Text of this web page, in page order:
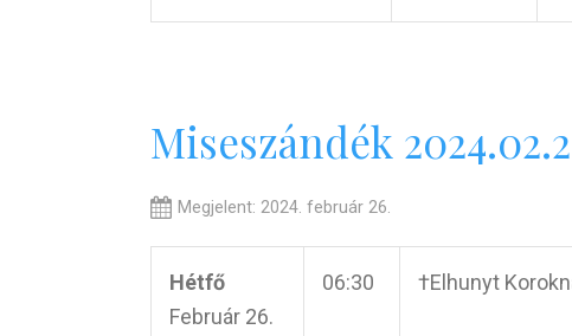
Miseszándék
Megjelent: 2024. február 26.
Hétfő
Február 26.
06:30 †Elhunyt